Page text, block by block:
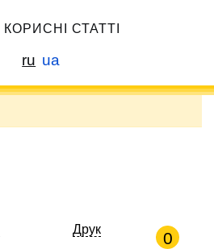
КОРИСНІ СТАТТІ
ru ua
Друк 0